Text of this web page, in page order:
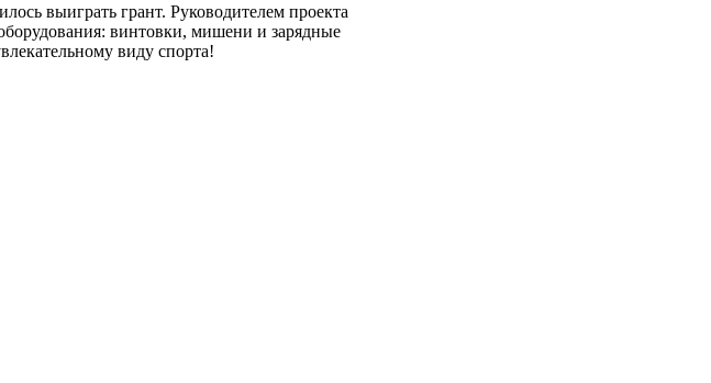
выиграть грант. Руководителем проекта
винтовки, мишени и зарядные
виду спорта!